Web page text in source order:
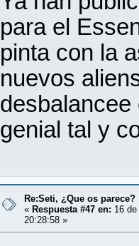
para el
pinta con la
nuevos
desbalancee
genial tal y
Re:Seti, ¿Que os parece?
« Respuesta #47 en: 16
20:28:58 »